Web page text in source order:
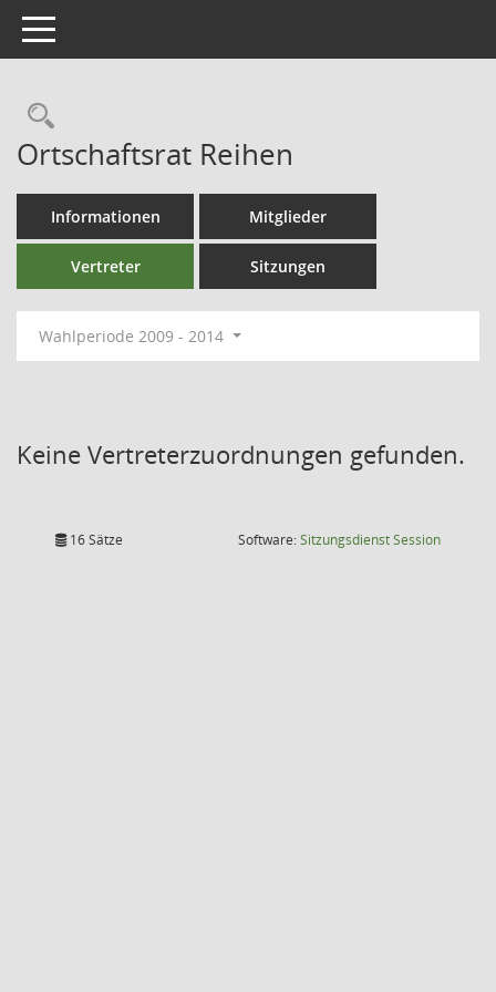
Toggle navigation
Ortschaftsrat Reihen
Informationen Mitglieder
Vertreter Sitzungen
Wahlperiode 2009 - 2014
Keine Vertreterzuordnungen gefunden.
16 Sätze Software:SitzungsdienstSession(Wird in